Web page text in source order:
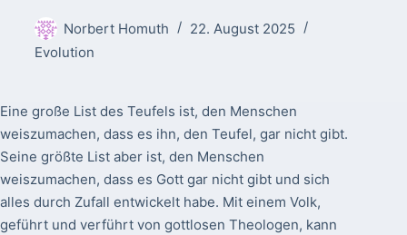
Norbert Homuth
22. August 2025
Evolution
Eine große List des Teufels ist, den Menschen
weiszumachen, dass es ihn, den Teufel, gar nicht gibt.
Seine größte List aber ist, den Menschen
weiszumachen, dass es Gott gar nicht gibt und sich
alles durch Zufall entwickelt habe. Mit einem Volk,
geführt und verführt von gottlosen Theologen, kann